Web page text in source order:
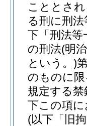
こととさ
る刑に刑
下「刑法等
の刑法(明
という。)
のものに
規定する禁
下この項
(以下「旧